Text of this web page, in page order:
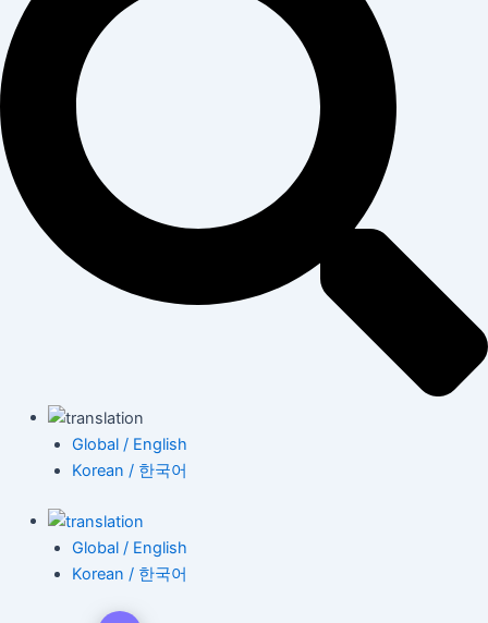
Global / English
Korean / 한국어
Global / English
Korean / 한국어